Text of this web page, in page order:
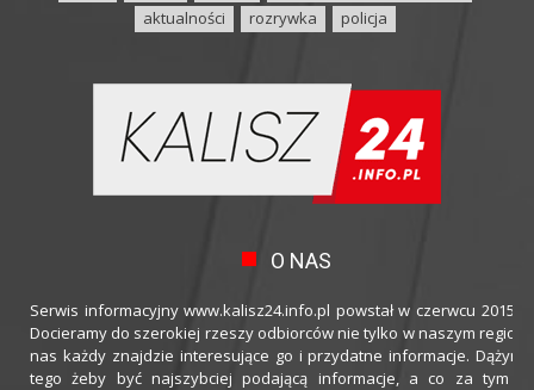
aktualności
rozrywka policja
O NAS
Serwis informacyjny www.kalisz24.info.pl powstał w czerwcu 2015
Docieramy do szerokiej rzeszy odbiorców nie tylko w naszym
nas każdy znajdzie interesujące go i przydatne informacje.
tego żeby być najszybciej podającą informacje, a co za tym